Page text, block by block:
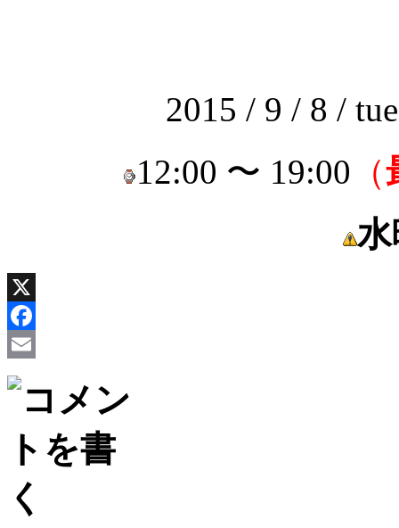
2015 / 9 / 8 /
12:00 〜 19:00 （
X
Facebook
Email